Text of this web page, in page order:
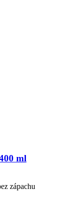
ml
zápachu